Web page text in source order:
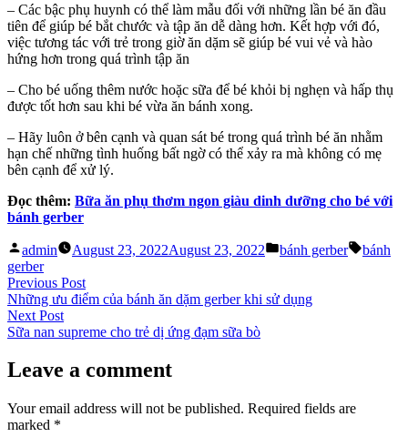
– Các bậc phụ huynh có thể làm mẫu đối với những lần bé ăn đầu
tiên để giúp bé bắt chước và tập ăn dễ dàng hơn. Kết hợp với đó,
việc tương tác với trẻ trong giờ ăn dặm sẽ giúp bé vui vẻ và hào
hứng hơn trong quá trình tập ăn
– Cho bé uống thêm nước hoặc sữa để bé khỏi bị nghẹn và hấp thụ
được tốt hơn sau khi bé vừa ăn bánh xong.
– Hãy luôn ở bên cạnh và quan sát bé trong quá trình bé ăn nhằm
hạn chế những tình huống bất ngờ có thể xảy ra mà không có mẹ
bên cạnh để xử lý.
Đọc thêm: Bữa ăn phụ thơm ngon giàu dinh dưỡng cho bé với
bánh gerber
Posted
by
admin August 23, 2022August 23, 2022
Posted
bánh gerber Tags:
bánh
gerber
Post
navigation
Previous PostPrevious
post:
Những ưu điểm của bánh ăn dặm gerber khi sử dụng
Next PostNext
post:
Sữa nan supreme cho trẻ dị ứng đạm sữa bò
Leave a comment
Your email address will not be published. Required fields are
marked *